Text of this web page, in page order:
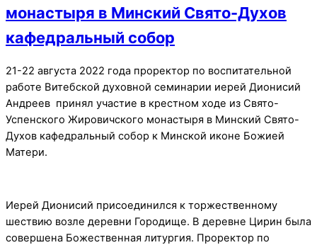
монастыря в Минский Свято-Духов
кафедральный собор
21-22 августа 2022 года проректор по воспитательной
работе Витебской духовной семинарии иерей Дионисий
Андреев принял участие в крестном ходе из Свято-
Успенского Жировичского монастыря в Минский Свято-
Духов кафедральный собор к Минской иконе Божией
Матери.
Иерей Дионисий присоединился к торжественному
шествию возле деревни Городище. В деревне Цирин была
совершена Божественная литургия. Проректор по